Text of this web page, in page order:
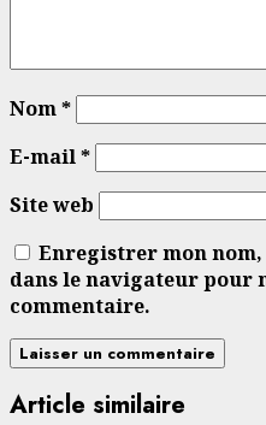
Nom*
E-mail*
Site web
Enregistrer mon
dans le navigateur pour
commentaire.
Article similaire